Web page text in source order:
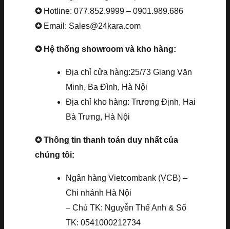
✪ Hotline: 077.852.9999 – 0901.989.686
✪ Email: Sales@24kara.com
✪ Hệ thống showroom và kho hàng:
Địa chỉ cửa hàng:25/73 Giang Văn
Minh, Ba Đình, Hà Nội
Địa chỉ kho hàng: Trương Định, Hai
Bà Trưng, Hà Nội
✪ Thông tin thanh toán duy nhất của
chúng tôi:
Ngân hàng Vietcombank (VCB) –
Chi nhánh Hà Nội
– Chủ TK: Nguyễn Thế Anh & Số
TK: 0541000212734